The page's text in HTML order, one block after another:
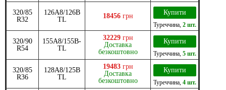
320/85
R32
126A8/126B
TL
18456 грн Купити
Туреччина, 2 шт.
320/90
R54
155A8/155B-
TL
32229 грн
Доставка
безкоштовно
Купити
Туреччина, 5 шт.
320/85
R36
128A8/125B
TL
19483 грн
Доставка
безкоштовно
Купити
Туреччина, 4 шт.